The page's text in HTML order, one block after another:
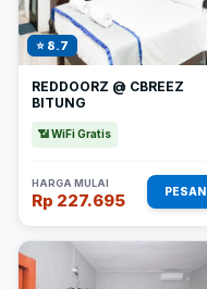
⭐ 8.7
REDDOORZ @ CBREEZ
BITUNG
📶 WiFi Gratis
HARGA MULAI
Rp 227.695 PESAN